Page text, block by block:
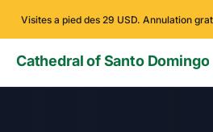
Visites a pied des 29 USD. Annulation
Cathedral of Santo Domingo